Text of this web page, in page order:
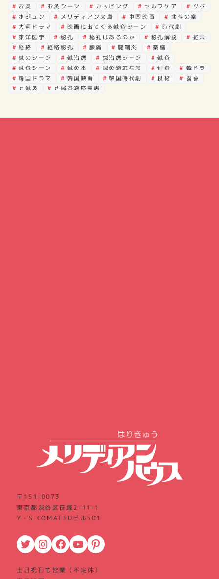
お灸
お灸シーン カッピング セルフケア
ツボ
ホジュン
メリディアン文庫 中国映画
北斗の拳
大河ドラマ
映画に出てくる鍼灸シーン
時代劇
東洋医学
秘孔 秘孔はあるのか 秘孔解説
経穴
経絡
経絡秘孔 腰痛 腱鞘炎
薬膳
鍼のシーン
鍼治療 鍼治療シーン
鍼灸
鍼灸シーン
鍼灸本 鍼灸適応疾患 针灸
韓ドラ
韓国ドラマ
韓国映画 韓国時代劇 食材
침술
＃鍼灸
＃鍼灸適応疾患
〒151-0073
東京都渋谷区笹塚2-11-1
Y・S KOMATSUビル501
Twitter Instagram Facebook YouTube Pinterest
土日祝日も営業（不定休）